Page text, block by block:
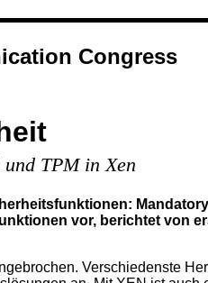
Congress
TPM in Xen
vor, berichtet von
Verschiedenste